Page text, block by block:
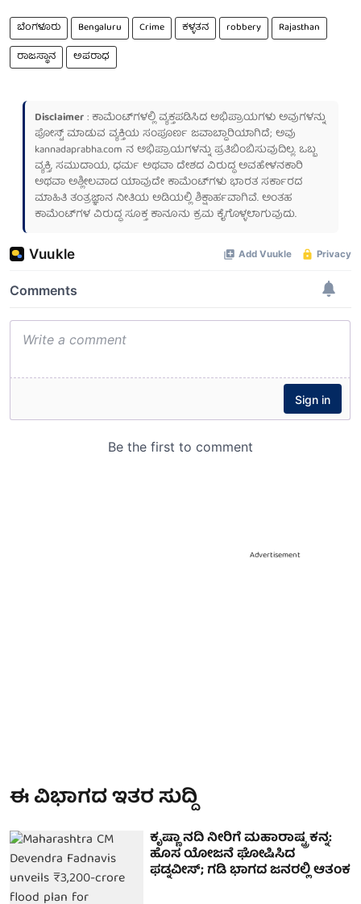
ಬೆಂಗಳೂರು Bengaluru Crime ಕಳ್ಳತನ robbery
Rajasthan
ರಾಜಸ್ಥಾನ
ಅಪರಾಧ
Disclaimer: ಕಾಮೆಂಟ್‌ಗಳಲ್ಲಿ ವ್ಯಕ್ತಪಡಿಸಿದ ಅಭಿಪ್ರಾಯಗಳು ಅವುಗಳನ್ನು
ಪೋಸ್ಟ್ ಮಾಡುವ ವ್ಯಕ್ತಿಯ ಸಂಪೂರ್ಣ ಜವಾಬ್ದಾರಿಯಾಗಿದೆ; ಅವು
kannadaprabha.com ನ ಅಭಿಪ್ರಾಯಗಳನ್ನು ಪ್ರತಿಬಿಂಬಿಸುವುದಿಲ್ಲ. ಒಬ್ಬ
ವ್ಯಕ್ತಿ, ಸಮುದಾಯ, ಧರ್ಮ ಅಥವಾ ದೇಶದ ವಿರುದ್ಧ ಅವಹೇಳನಕಾರಿ
ಅಥವಾ ಅಶ್ಲೀಲವಾದ ಯಾವುದೇ ಕಾಮೆಂಟ್‌ಗಳು ಭಾರತ ಸರ್ಕಾರದ
ಮಾಹಿತಿ ತಂತ್ರಜ್ಞಾನ ನೀತಿಯ ಅಡಿಯಲ್ಲಿ ಶಿಕ್ಷಾರ್ಹವಾಗಿವೆ. ಅಂತಹ
ಕಾಮೆಂಟ್‌ಗಳ ವಿರುದ್ಧ ಸೂಕ್ತ ಕಾನೂನು ಕ್ರಮ ಕೈಗೊಳ್ಳಲಾಗುವುದು.
Advertisement
ಈ ವಿಭಾಗದ ಇತರ ಸುದ್ದಿ
ಕೃಷ್ಣಾ ನದಿ ನೀರಿಗೆ ಮಹಾರಾಷ್ಟ್ರ ಕನ್ನ:
ಹೊಸ ಯೋಜನೆ ಘೋಷಿಸಿದ
ಫಡ್ನವೀಸ್; ಗಡಿ ಭಾಗದ ಜನರಲ್ಲಿ ಆತಂಕ